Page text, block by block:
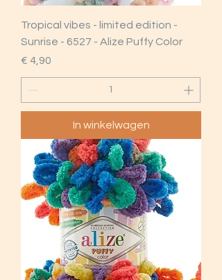
Tropical vibes - limited edition -
Sunrise - 6527 - Alize Puffy Color
Prijs
€ 4,90
In winkelwagen